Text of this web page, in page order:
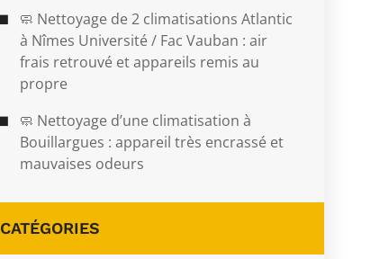
🧼 Nettoyage de 2 climatisations Atlantic
à Nîmes Université / Fac Vauban : air
frais retrouvé et appareils remis au
propre
🧼 Nettoyage d’une climatisation à
Bouillargues : appareil très encrassé et
mauvaises odeurs
CATÉGORIES